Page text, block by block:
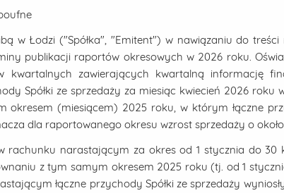
w Łodzi ("Spółka", "Emitent") w nawiązaniu do
publikacji raportów okresowych w 2026 roku.
kwartalnych zawierających kwartalną informację
Spółki ze sprzedaży za miesiąc kwiecień 2026 roku
okresem (miesiącem) 2025 roku, w którym łączne
dla raportowanego okresu wzrost sprzedaży o około
rachunku narastającym za okres od 1 stycznia do 30
z tym samym okresem 2025 roku (tj. od 1
łączne przychody Spółki ze sprzedaży